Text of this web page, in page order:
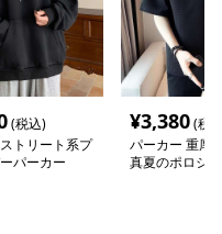
(税込)
トリート系プ
パーカー
¥3,380(税
パーカー 重厚
真夏のポロシ